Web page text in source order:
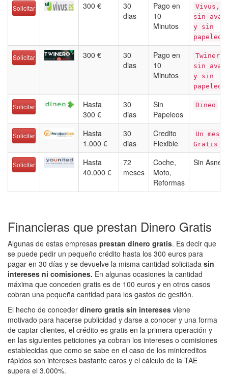
Solicitar 300 €
30
dias
Pago en
10
Minutos
Vivus,
sin aval
y sin
papeleo
Solicitar 300 €
30
dias
Pago en
10
Minutos
Twinero,
sin aval
y sin
papeleo
Solicitar
Hasta
300 €
30
dias
Sin
Papeleos
Dineo
Solicitar
Hasta
1.000 €
30
dias
Credito
Flexible
Un mes
Gratis
Solicitar
Hasta
40.000 €
72
meses
Coche,
Moto,
Reformas
Sin Asnef
Financieras que prestan Dinero Gratis
Algunas de estas empresas prestan dinero gratis. Es decir que
se puede pedir un pequeño crédito hasta los 300 euros para
pagar en 30 días y se devuelve la misma cantidad solicitada sin
intereses ni comisiones. En algunas ocasiones la cantidad
máxima que conceden gratis es de 100 euros y en otros casos
cobran una pequeña cantidad para los gastos de gestión.
El hecho de conceder dinero gratis sin intereses viene
motivado para hacerse publicidad y darse a conocer y una forma
de captar clientes, el crédito es gratis en la primera operación y
en las siguientes peticiones ya cobran los intereses o comisiones
establecidas que como se sabe en el caso de los minicreditos
rápidos son intereses bastante caros y el cálculo de la TAE
supera el 3.000%.